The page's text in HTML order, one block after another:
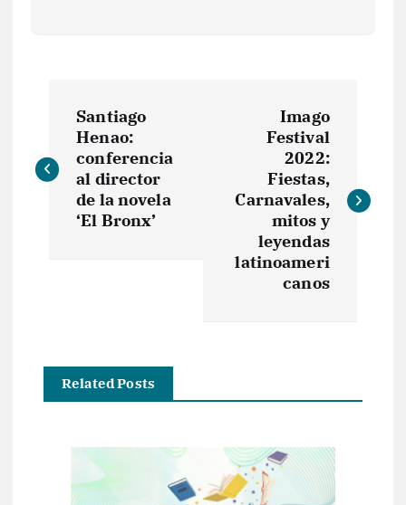
a
v
c
Santiago
Henao:
conferencia
al director
de la novela
‘El Bronx’
Imago
Festival
2022:
Fiestas,
Carnavales,
mitos y
leyendas
latinoameri
canos
Related Posts